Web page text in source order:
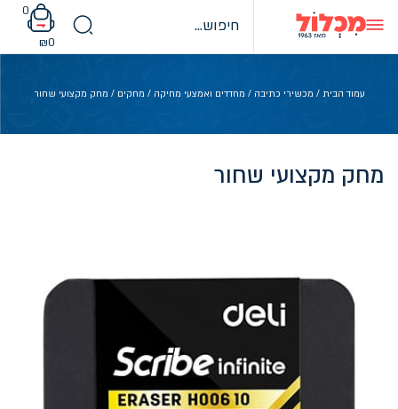
content
0
₪0
עמוד הבית / מכשירי כתיבה / מחדדים ואמצעי מחיקה / מחקים / מחק מקצועי שחור
מחק מקצועי שחור